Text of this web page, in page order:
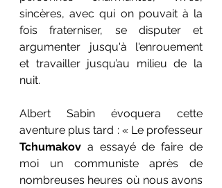
sincères, avec qui on pouvait à la
fois fraterniser, se disputer et
argumenter jusqu'à l'enrouement
et travailler jusqu’au milieu de la
nuit.
Albert Sabin évoquera cette
aventure plus tard : « Le professeur
Tchumakov a essayé de faire de
moi un communiste après de
nombreuses heures où nous avons